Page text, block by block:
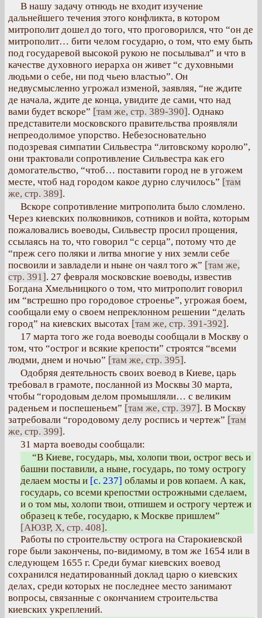
В нашу задачу отнюдь не входит изучение
дальнейшего течения этого конфликта, в котором
митрополит дошел до того, что проговорился, что “он де
митрополит… бити челом государю, о том, что ему быть
под государевой высокой рукою не посылывал” и что в
качестве духовного иерарха он живет “с духовными
людьми о себе, ни под чьею властью”. Он
недвусмысленно угрожал изменой, заявляя, “не ждите
де начала, ждите де конца, увидите де сами, что над
вами будет вскоре” [там же, стр. 389-390]. Однако
представители московского правительства проявляли
непреодолимое упорство. Небезосновательно
подозревая симпатии Сильвестра “литовскому королю”,
они трактовали сопротивление Сильвестра как его
домогательство, “чтоб… поставити город не в угожем
месте, чтоб над городом какое дурно случилось” [там
же, стр. 389].
Вскоре сопротивление митрополита было сломлено.
Через киевских полковников, сотников и войта, которым
пожаловались воеводы, Сильвестр просил прощения,
ссылаясь на то, что говорил “с серца”, потому что де
“преж сего поляки и литва многие у них земли себе
посвоили и завладели и ныне он чаял того ж” [там же,
стр. 391]. 27 февраля московские воеводы, известив
Богдана Хмельницкого о том, что митрополит говорил
им “встрешно про городовое строенье”, угрожая боем,
сообщали ему о своем непреклонном решении “делать
город” на киевских высотах [там же, стр. 391-392].
17 марта того же года воеводы сообщали в Москву о
том, что “острог и всякие крепости” строятся “всеми
людми, днем и ночью” [там же, стр. 395].
Одобряя деятельность своих воевод в Киеве, царь
требовал в грамоте, посланной из Москвы 30 марта,
чтобы “городовым делом промышляли… с великим
раденьем и поспешеньем” [там же, стр. 397]. В Москву
затребовали “городовому делу роспись и чертеж” [там
же, стр. 399].
31 марта воеводы сообщали:
“В Киеве, государь, мы, холопи твои, острог весь и
башни поставили, а ныне, государь, по тому острогу
делаем мосты и [с. 237] обламы и ров копаем. А как,
государь, со всеми крепостми острожными сделаем,
и о том мы, холопи твои, отпишем и острогу чертеж и
образец к тебе, государю, к Москве пришлем”
[АЮЗР, X, стр. 408].
Работы по строительству острога на Старокиевской
горе были закончены, по-видимому, в том же 1654 или в
следующем 1655 г. Среди бумаг киевских воевод
сохранился недатированный доклад царю о киевских
делах, среди которых не последнее место занимают
вопросы, связанные с окончанием строительства
киевских укреплений.